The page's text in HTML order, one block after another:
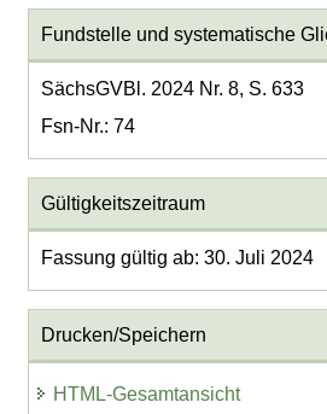
Fundstelle und systematische
SächsGVBl. 2024 Nr. 8, S. 633
Fsn-Nr.: 74
Gültigkeitszeitraum
Fassung gültig ab: 30. Juli 2024
Drucken/Speichern
HTML-Gesamtansicht